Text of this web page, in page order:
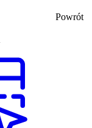
Powrót